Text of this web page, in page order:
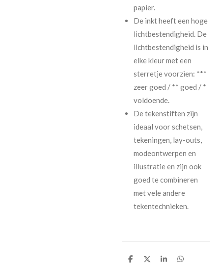
papier.
De inkt heeft een hoge
lichtbestendigheid. De
lichtbestendigheid is in
elke kleur met een
sterretje voorzien: ***
zeer goed / ** goed / *
voldoende.
De tekenstiften zijn
ideaal voor schetsen,
tekeningen, lay-outs,
modeontwerpen en
illustratie en zijn ook
goed te combineren
met vele andere
tekentechnieken.
D
D
S
D